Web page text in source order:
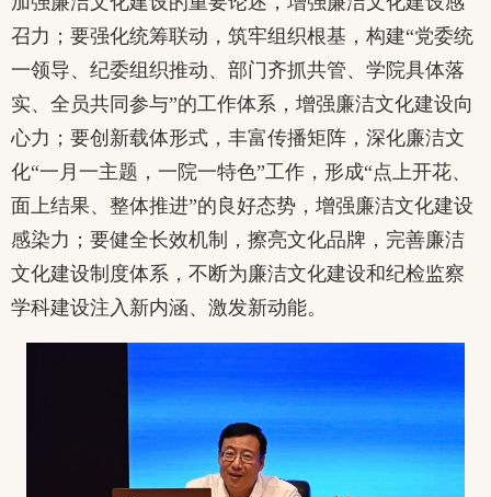
召力；要强化统筹联动，筑牢组织根基，构建“党委统
一领导、纪委组织推动、部门齐抓共管、学院具体落
实、全员共同参与”的工作体系，增强廉洁文化建设向
心力；要创新载体形式，丰富传播矩阵，深化廉洁文
化“一月一主题，一院一特色”工作，形成“点上开花、
面上结果、整体推进”的良好态势，增强廉洁文化建设
感染力；要健全长效机制，擦亮文化品牌，完善廉洁
文化建设制度体系，不断为廉洁文化建设和纪检监察
学科建设注入新内涵、激发新动能。